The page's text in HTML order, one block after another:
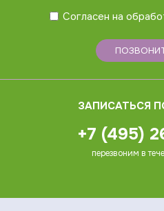
Согласен на
ЗАПИСАТЬСЯ
+7 (495)
перезвоним в